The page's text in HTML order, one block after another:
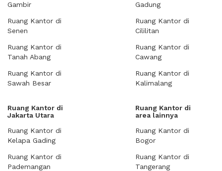
Gambir
Ruang Kantor di
Senen
Ruang Kantor di
Tanah Abang
Ruang Kantor di
Sawah Besar
Gadung
Ruang Kantor di
Cililitan
Ruang Kantor di
Cawang
Ruang Kantor di
Kalimalang
Ruang Kantor di
Jakarta Utara
Ruang Kantor di
Kelapa Gading
Ruang Kantor di
Pademangan
Ruang Kantor di
area lainnya
Ruang Kantor di
Bogor
Ruang Kantor di
Tangerang